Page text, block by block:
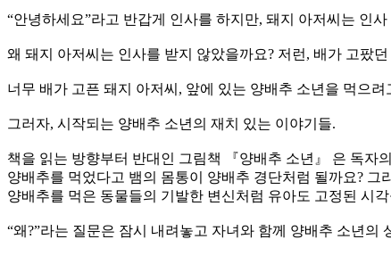
“안녕하세요”라고 반갑게 인사를 하지만, 돼지 아저씨는 인
왜 돼지 아저씨는 인사를 받지 않았을까요? 저런, 배가 고팠던
너무 배가 고픈 돼지 아저씨, 앞에 있는 양배추 소년을 먹으려
그러자, 시작되는 양배추 소년의 재치 있는 이야기들.
책을 읽는 방향부터 반대인 그림책 『양배추 소년』 은 독자
양배추를 먹었다고 뱀의 몸통이 양배추 경단처럼 될까요?
양배추를 먹은 동물들의 기발한 변신처럼 유아도 고정된 시
“왜?”라는 질문은 잠시 내려놓고 자녀와 함께 양배추 소년의